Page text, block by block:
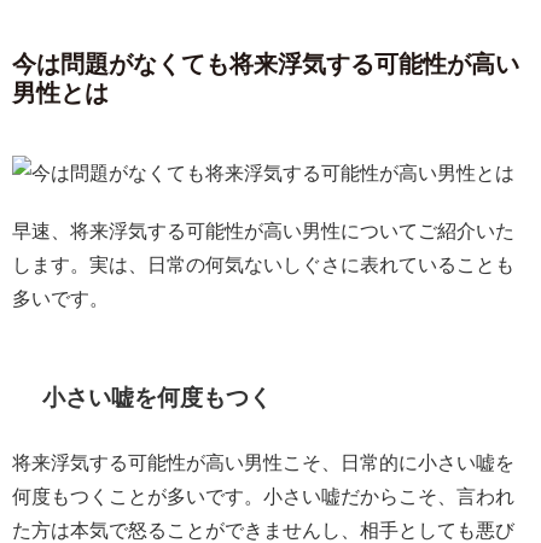
今は問題がなくても将来浮気する可能性が高い
男性とは
早速、将来浮気する可能性が高い男性についてご紹介いた
します。実は、日常の何気ないしぐさに表れていることも
多いです。
小さい嘘を何度もつく
将来浮気する可能性が高い男性こそ、日常的に小さい嘘を
何度もつくことが多いです。小さい嘘だからこそ、言われ
た方は本気で怒ることができませんし、相手としても悪び